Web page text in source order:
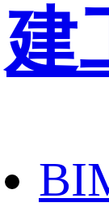
建